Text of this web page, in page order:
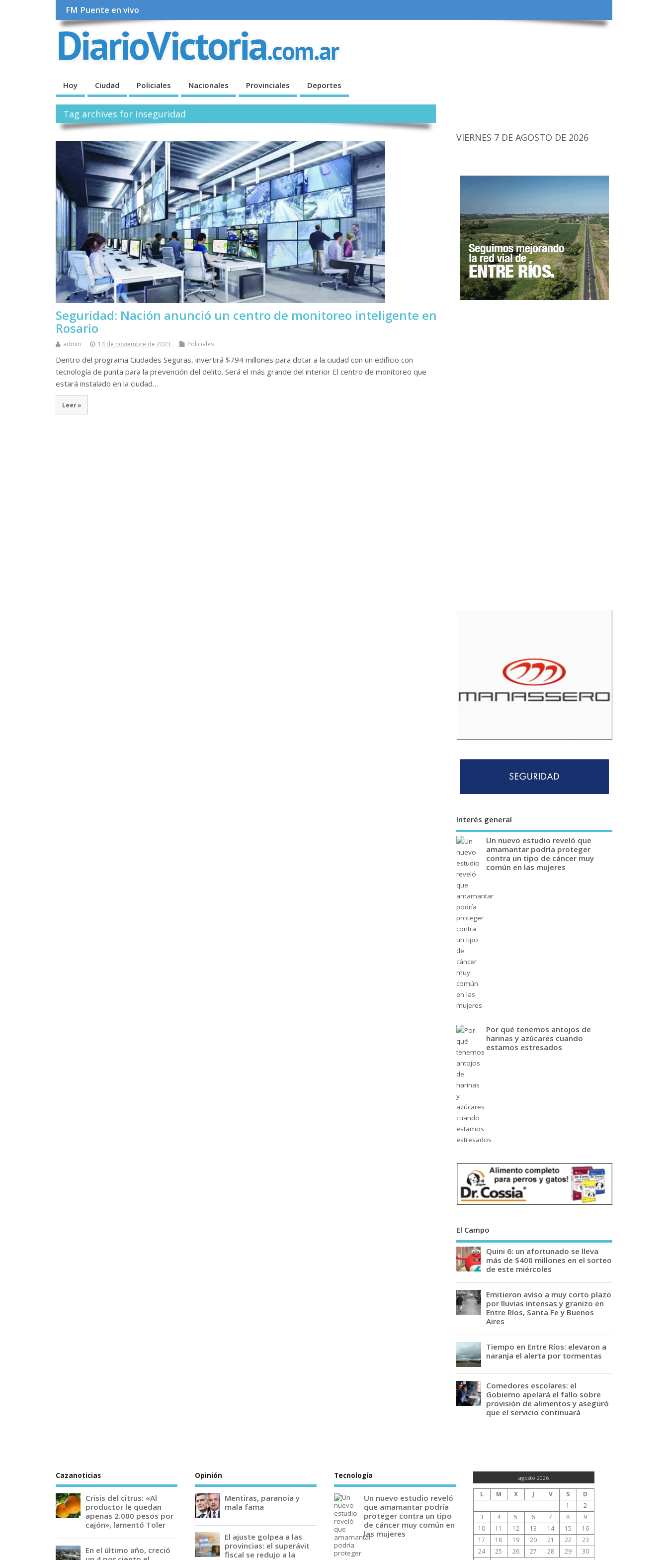
FM Puente en vivo
Hoy Ciudad Policiales Nacionales Provinciales Deportes
Tag archives for inseguridad
Seguridad: Nación anunció un centro de monitoreo inteligente en
Rosario
admin 14 de noviembre de 2023 Policiales
Dentro del programa Ciudades Seguras, invertirá $794 millones para dotar a la ciudad con un edificio con
tecnología de punta para la prevención del delito. Será el más grande del interior El centro de monitoreo que
estará instalado en la ciudad…
Leer »
VIERNES 7 DE AGOSTO DE 2026
Interés general
Un nuevo estudio reveló que
amamantar podría proteger
contra un tipo de cáncer muy
común en las mujeres
Por qué tenemos antojos de
harinas y azúcares cuando
estamos estresados
El Campo
Quini 6: un afortunado se lleva
más de $400 millones en el sorteo
de este miércoles
Emitieron aviso a muy corto plazo
por lluvias intensas y granizo en
Entre Ríos, Santa Fe y Buenos
Aires
Tiempo en Entre Ríos: elevaron a
naranja el alerta por tormentas
Comedores escolares: el
Gobierno apelará el fallo sobre
provisión de alimentos y aseguró
que el servicio continuará
Cazanoticias
Crisis del citrus: «Al
productor le quedan
apenas 2.000 pesos por
cajón», lamentó Toler
En el último año, creció
Opinión
Mentiras, paranoia y
mala fama
El ajuste golpea a las
provincias: el superávit
fiscal se redujo a la
Tecnología
Un nuevo estudio reveló
que amamantar podría
proteger contra un tipo
de cáncer muy común en
las mujeres
agosto 2026
L M X J V S
D
1
2
3
4 5 6 7 8
9
10
11 12 13 14 15
16
17
18 19 20 21 22
23
24
25 26 27 28 29
30